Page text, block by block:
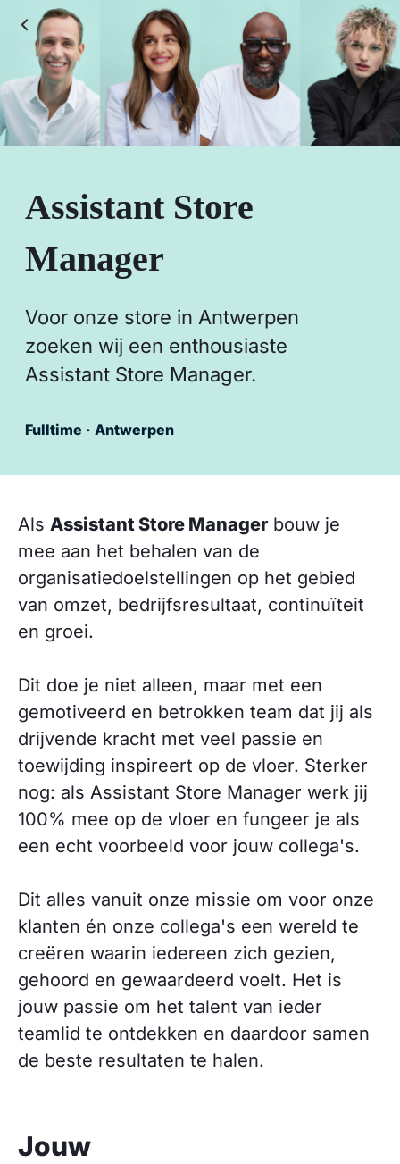
Assistant Store
Manager
Voor onze store in Antwerpen
zoeken wij een enthousiaste
Assistant Store Manager.
Fulltime · Antwerpen
Als Assistant Store Manager bouw je
mee aan het behalen van de
organisatiedoelstellingen op het gebied
van omzet, bedrijfsresultaat, continuïteit
en groei.
Dit doe je niet alleen, maar met een
gemotiveerd en betrokken team dat jij als
drijvende kracht met veel passie en
toewijding inspireert op de vloer. Sterker
nog: als Assistant Store Manager werk jij
100% mee op de vloer en fungeer je als
een echt voorbeeld voor jouw collega's.
Dit alles vanuit onze missie om voor onze
klanten én onze collega's een wereld te
creëren waarin iedereen zich gezien,
gehoord en gewaardeerd voelt. Het is
jouw passie om het talent van ieder
teamlid te ontdekken en daardoor samen
de beste resultaten te halen.
Jouw